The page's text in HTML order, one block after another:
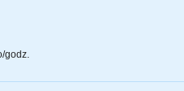
godz.